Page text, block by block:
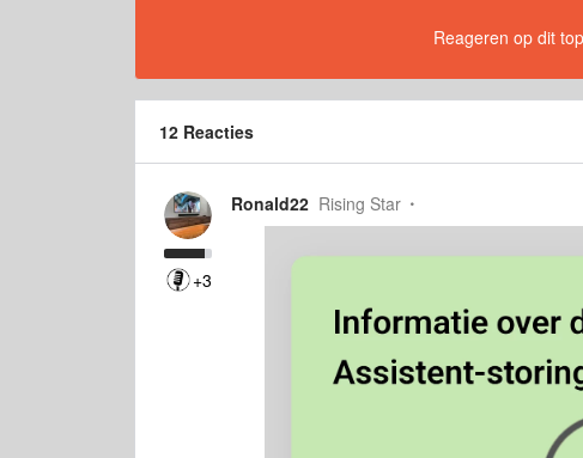
Reageren op dit
12 Reacties
+3
Ronald22 Rising Star